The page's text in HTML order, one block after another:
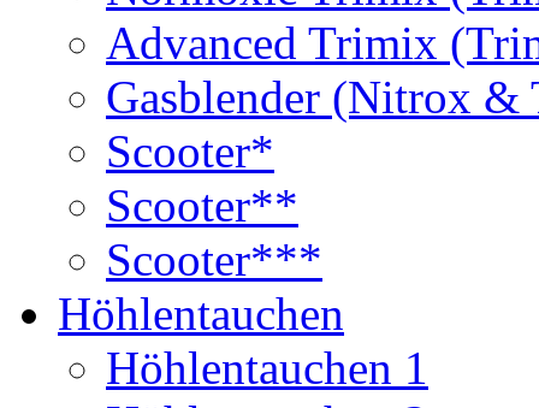
Advanced Trimix
Gasblender (Nitrox
Scooter*
Scooter**
Scooter***
Höhlentauchen
Höhlentauchen 1